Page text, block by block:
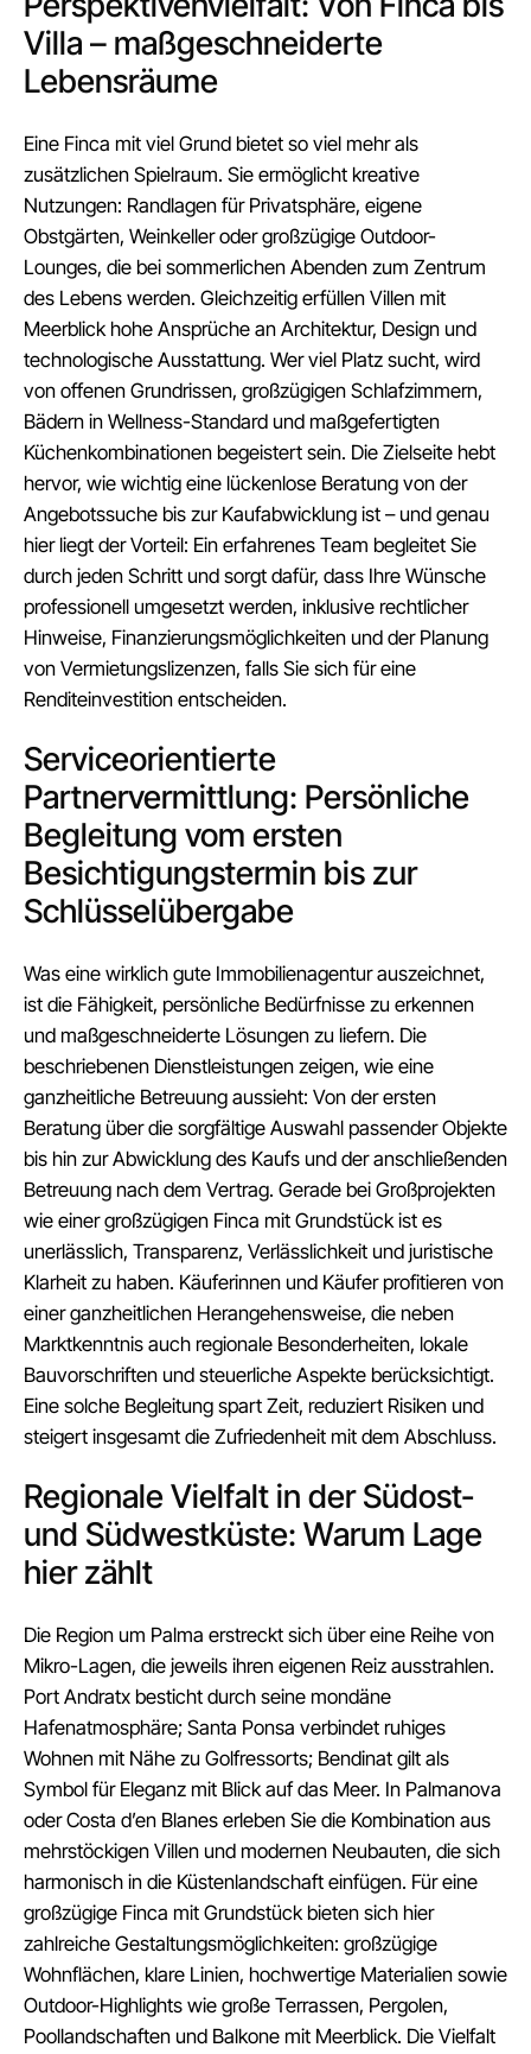
Villa – maßgeschneiderte
Lebensräume
Eine Finca mit viel Grund bietet so viel mehr als
zusätzlichen Spielraum. Sie ermöglicht kreative
Nutzungen: Randlagen für Privatsphäre, eigene
Obstgärten, Weinkeller oder großzügige Outdoor-
Lounges, die bei sommerlichen Abenden zum Zentrum
des Lebens werden. Gleichzeitig erfüllen Villen mit
Meerblick hohe Ansprüche an Architektur, Design und
technologische Ausstattung. Wer viel Platz sucht, wird
von offenen Grundrissen, großzügigen Schlafzimmern,
Bädern in Wellness-Standard und maßgefertigten
Küchenkombinationen begeistert sein. Die Zielseite hebt
hervor, wie wichtig eine lückenlose Beratung von der
Angebotssuche bis zur Kaufabwicklung ist – und genau
hier liegt der Vorteil: Ein erfahrenes Team begleitet Sie
durch jeden Schritt und sorgt dafür, dass Ihre Wünsche
professionell umgesetzt werden, inklusive rechtlicher
Hinweise, Finanzierungsmöglichkeiten und der Planung
von Vermietungslizenzen, falls Sie sich für eine
Renditeinvestition entscheiden.
Serviceorientierte
Partnervermittlung: Persönliche
Begleitung vom ersten
Besichtigungstermin bis zur
Schlüsselübergabe
Was eine wirklich gute Immobilienagentur auszeichnet,
ist die Fähigkeit, persönliche Bedürfnisse zu erkennen
und maßgeschneiderte Lösungen zu liefern. Die
beschriebenen Dienstleistungen zeigen, wie eine
ganzheitliche Betreuung aussieht: Von der ersten
Beratung über die sorgfältige Auswahl passender Objekte
bis hin zur Abwicklung des Kaufs und der anschließenden
Betreuung nach dem Vertrag. Gerade bei Großprojekten
wie einer großzügigen Finca mit Grundstück ist es
unerlässlich, Transparenz, Verlässlichkeit und juristische
Klarheit zu haben. Käuferinnen und Käufer profitieren von
einer ganzheitlichen Herangehensweise, die neben
Marktkenntnis auch regionale Besonderheiten, lokale
Bauvorschriften und steuerliche Aspekte berücksichtigt.
Eine solche Begleitung spart Zeit, reduziert Risiken und
steigert insgesamt die Zufriedenheit mit dem Abschluss.
Regionale Vielfalt in der Südost-
und Südwestküste: Warum Lage
hier zählt
Die Region um Palma erstreckt sich über eine Reihe von
Mikro-Lagen, die jeweils ihren eigenen Reiz ausstrahlen.
Port Andratx besticht durch seine mondäne
Hafenatmosphäre; Santa Ponsa verbindet ruhiges
Wohnen mit Nähe zu Golfressorts; Bendinat gilt als
Symbol für Eleganz mit Blick auf das Meer. In Palmanova
oder Costa d’en Blanes erleben Sie die Kombination aus
mehrstöckigen Villen und modernen Neubauten, die sich
harmonisch in die Küstenlandschaft einfügen. Für eine
großzügige Finca mit Grundstück bieten sich hier
zahlreiche Gestaltungsmöglichkeiten: großzügige
Wohnflächen, klare Linien, hochwertige Materialien sowie
Outdoor-Highlights wie große Terrassen, Pergolen,
Poollandschaften und Balkone mit Meerblick. Die Vielfalt